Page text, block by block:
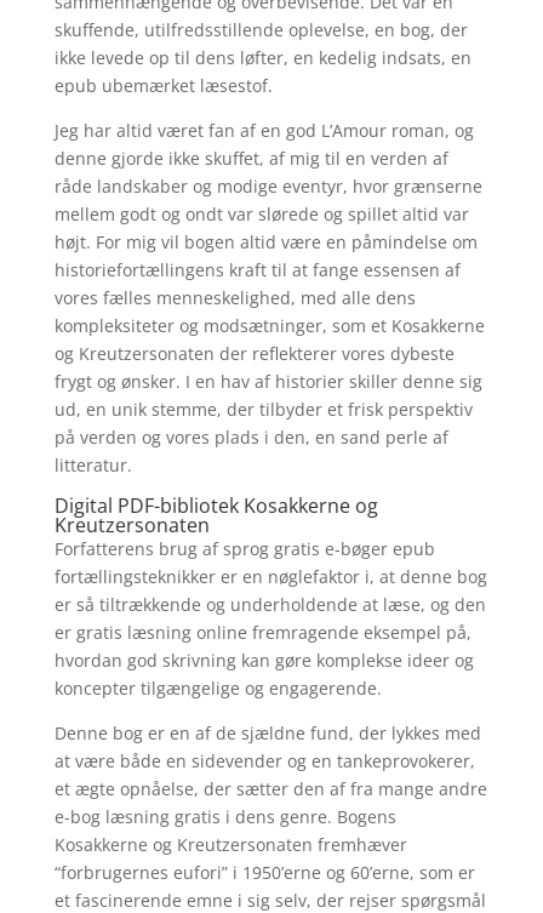
skuffende, utilfredsstillende oplevelse, en bog, der
ikke levede op til dens løfter, en kedelig indsats, en
epub ubemærket læsestof.
Jeg har altid været fan af en god L’Amour roman, og
denne gjorde ikke skuffet, af mig til en verden af
råde landskaber og modige eventyr, hvor grænserne
mellem godt og ondt var slørede og spillet altid var
højt. For mig vil bogen altid være en påmindelse om
historiefortællingens kraft til at fange essensen af
vores fælles menneskelighed, med alle dens
kompleksiteter og modsætninger, som et Kosakkerne
og Kreutzersonaten der reflekterer vores dybeste
frygt og ønsker. I en hav af historier skiller denne sig
ud, en unik stemme, der tilbyder et frisk perspektiv
på verden og vores plads i den, en sand perle af
litteratur.
Digital PDF-bibliotek Kosakkerne og
Kreutzersonaten
Forfatterens brug af sprog gratis e-bøger epub
fortællingsteknikker er en nøglefaktor i, at denne bog
er så tiltrækkende og underholdende at læse, og den
er gratis læsning online fremragende eksempel på,
hvordan god skrivning kan gøre komplekse ideer og
koncepter tilgængelige og engagerende.
Denne bog er en af de sjældne fund, der lykkes med
at være både en sidevender og en tankeprovokerer,
et ægte opnåelse, der sætter den af fra mange andre
e-bog læsning gratis i dens genre. Bogens
Kosakkerne og Kreutzersonaten fremhæver
“forbrugernes eufori” i 1950’erne og 60’erne, som er
et fascinerende emne i sig selv, der rejser spørgsmål